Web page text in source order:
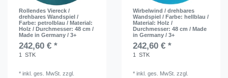
Rollendes Viereck /
drehbares Wandspiel /
Farbe: petrolblau / Material:
Holz / Durchmesser: 48 cm /
Made in Germany / 3+
242,60 € *
1 STK
*inkl. ges. MwSt. zzgl.
Wirbelwind / drehbares
Wandspiel / Farbe: hellblau /
Material: Holz /
Durchmesser: 48 cm / Made
in Germany / 3+
242,60 € *
1 STK
*inkl. ges. MwSt. zzgl.